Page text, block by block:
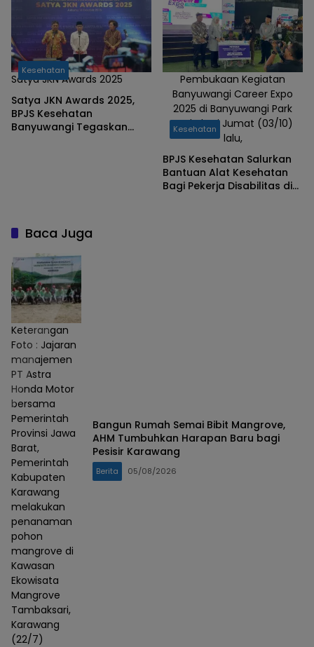
Satya JKN Awards 2025
Kesehatan
Satya JKN Awards 2025,
BPJS Kesehatan
Banyuwangi Tegaskan
Pembukaan Kegiatan
Banyuwangi Career Expo
2025 di Banyuwangi Park
pada hari Jumat (03/10)
lalu,
Kesehatan
BPJS Kesehatan Salurkan
Bantuan Alat Kesehatan
Bagi Pekerja Disabilitas di
Baca Juga
Keterangan
Foto : Jajaran
manajemen
PT Astra
Honda Motor
bersama
Pemerintah
Provinsi Jawa
Barat,
Pemerintah
Kabupaten
Karawang
melakukan
penanaman
pohon
mangrove di
Kawasan
Ekowisata
Mangrove
Tambaksari,
Karawang
(22/7)
Bangun Rumah Semai Bibit Mangrove,
AHM Tumbuhkan Harapan Baru bagi
Pesisir Karawang
Berita 05/08/2026